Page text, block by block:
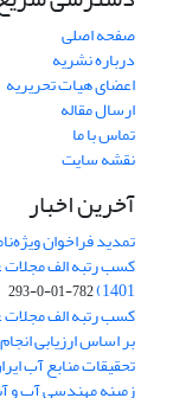
صفحه اصلی
درباره نشریه
اعضای هیات تحریریه
ارسال مقاله
تماس با ما
نقشه سایت
آخرین اخبار
تمدید فراخوان
1401)
782-01-0-293
کسب رتبه الف مجلات
تحقیقات منابع آب
زمینه مهندسی آب و